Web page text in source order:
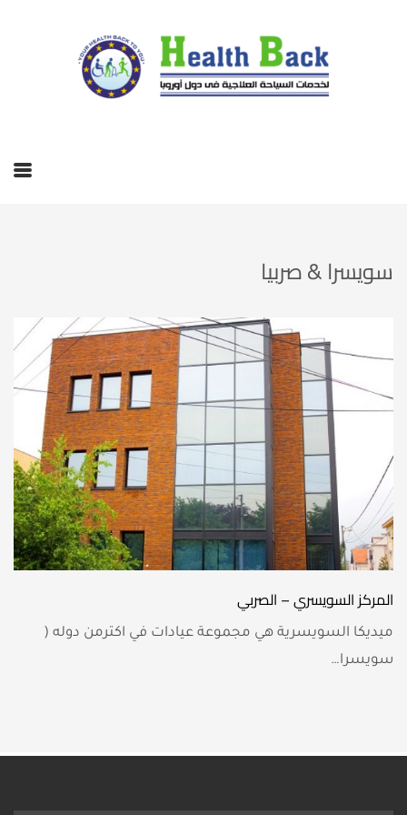
سويسرا & صربيا
المركز السويسري – الصربي
ميديكا السويسرية هي مجموعة عيادات في اكترمن دوله (
سويسرا…